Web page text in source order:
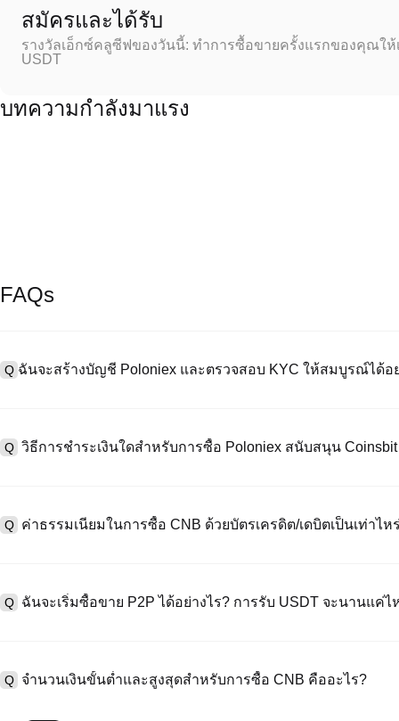
สมัครและได้รับ
รางวัลเอ็กซ์คลูซีฟของวันนี้: ทำการซื้อขายครั้งแรกของคุณใ
USDT
บทความกำลังมาแรง
FAQs
Q ฉันจะสร้างบัญชี Poloniex และตรวจสอบ KYC ให้สมบูรณ์ได้อ
"ความปลอดภัย" อัปโหลดเอกสาร Id ที่ถูกต้องของคุณ และถ่ายเซลฟี่เ
Q วิธีการชำระเงินใดสำหรับการซื้อ Poloniex สนับสนุน Coinsbit
ซื้อขาย OTC สำหรับธุรกรรมขนาดใหญ่เกิน 100,000 USD พร้อมใบเสนอ
Q ค่าธรรมเนียมในการซื้อ CNB ด้วยบัตรเครดิต/เดบิตเป็นเท่าไห
การซื้อขายแบบสปอตมาตรฐาน (ต่ำถึง 0.05%) ใช้กับการซื้อขาย CNB/
Q ฉันจะเริ่มซื้อขาย P2P ได้อย่างไร? การรับ USDT จะนานแค่ไ
กับวิธีการชำระเงินและเวลาตอบสนองของผู้ขาย
Q จำนวนเงินขั้นต่ำและสูงสุดสำหรับการซื้อ CNB คืออะไร?